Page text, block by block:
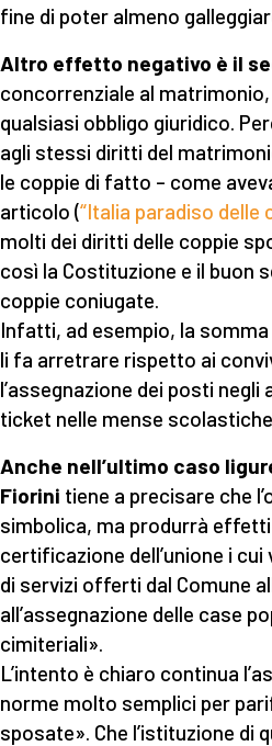
fine di poter almeno
Altro effetto negativo è il
concorrenziale al
qualsiasi obbligo giuridico.
agli stessi diritti del
le coppie di fatto – come
articolo (“Italia paradiso delle
molti dei diritti delle coppie
così la Costituzione e il buon
coppie coniugate.
Infatti, ad esempio, la
li fa arretrare rispetto ai
l’assegnazione dei posti
ticket nelle mense
Anche nell’ultimo caso
Fiorini tiene a precisare che
simbolica, ma produrrà
certificazione dell’unione i
di servizi offerti dal Comune
all’assegnazione delle case
cimiteriali».
L’intento è chiaro continua
norme molto semplici per
sposate». Che l’istituzione